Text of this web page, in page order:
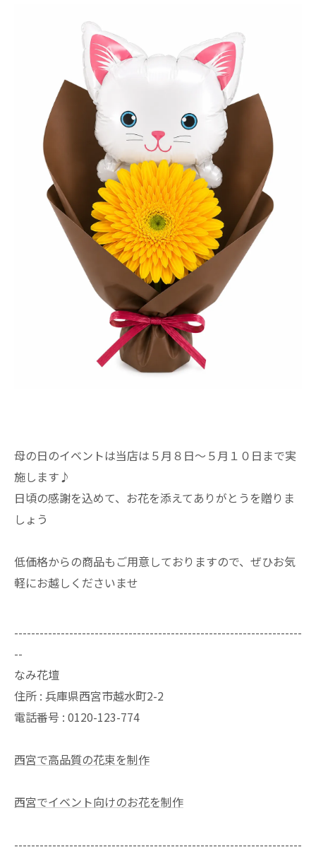
母の日のイベントは当店は５月８日～５月１０日まで実
施します♪
日頃の感謝を込めて、お花を添えてありがとうを贈りま
しょう
低価格からの商品もご用意しておりますので、ぜひお気
軽にお越しくださいませ
--------------------------------------------------------------------
--
なみ花壇
住所 : 兵庫県西宮市越水町2-2
電話番号 : 0120-123-774
西宮で高品質の花束を制作
西宮でイベント向けのお花を制作
--------------------------------------------------------------------